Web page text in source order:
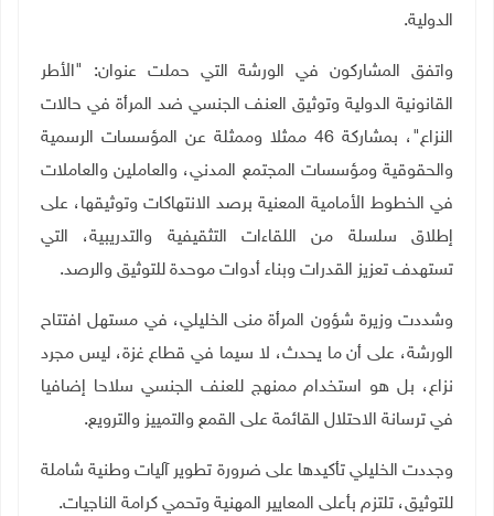
الدولية.
واتفق المشاركون في الورشة التي حملت عنوان: "الأطر
القانونية الدولية وتوثيق العنف الجنسي ضد المرأة في حالات
النزاع"، بمشاركة 46 ممثلا وممثلة عن المؤسسات الرسمية
والحقوقية ومؤسسات المجتمع المدني، والعاملين والعاملات
في الخطوط الأمامية المعنية برصد الانتهاكات وتوثيقها، على
إطلاق سلسلة من اللقاءات التثقيفية والتدريبية، التي
تستهدف تعزيز القدرات وبناء أدوات موحدة للتوثيق والرصد.
وشددت وزيرة شؤون المرأة منى الخليلي، في مستهل افتتاح
الورشة، على أن ما يحدث، لا سيما في قطاع غزة، ليس مجرد
نزاع، بل هو استخدام ممنهج للعنف الجنسي سلاحا إضافيا
في ترسانة الاحتلال القائمة على القمع والتمييز والترويع.
وجددت الخليلي تأكيدها على ضرورة تطوير آليات وطنية شاملة
للتوثيق، تلتزم بأعلى المعايير المهنية وتحمي كرامة الناجيات.